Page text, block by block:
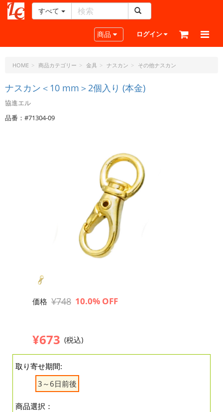
ー
ラ
ト・
ド
ッ
ト・
すべて
Toggle navigation
商品 ログイン
HOME 商品カテゴリー 金具 ナスカン その他ナスカン
ナスカン＜10 mm＞2個入り (本金)
協進エル
品番：#71304-09
価格 ¥748 10.0% OFF
¥673 (税込)
取り寄せ期間:
3～6日前後
商品選択：